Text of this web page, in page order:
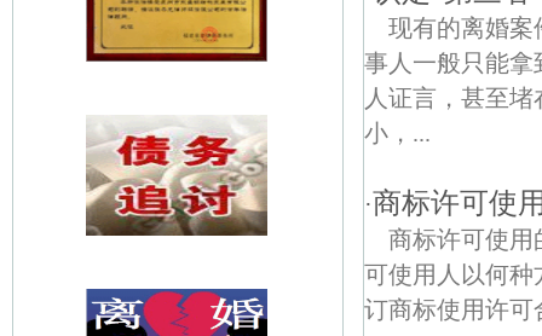
现有的离婚案
事人一般只能拿
人证言，甚至
小，...
·商标许可使
商标许可使用
可使用人以何
订商标使用许可